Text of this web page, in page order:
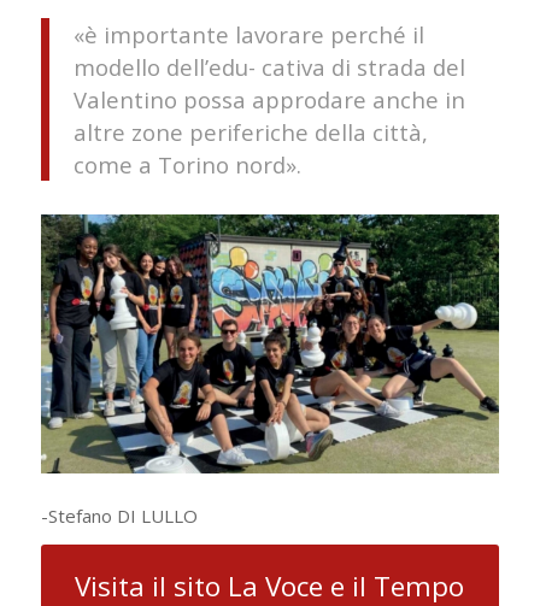
«è importante lavorare perché il
modello dell’edu- cativa di strada del
Valentino possa approdare anche in
altre zone periferiche della città,
come a Torino nord».
-Stefano DI LULLO
Visita il sito La Voce e il Tempo